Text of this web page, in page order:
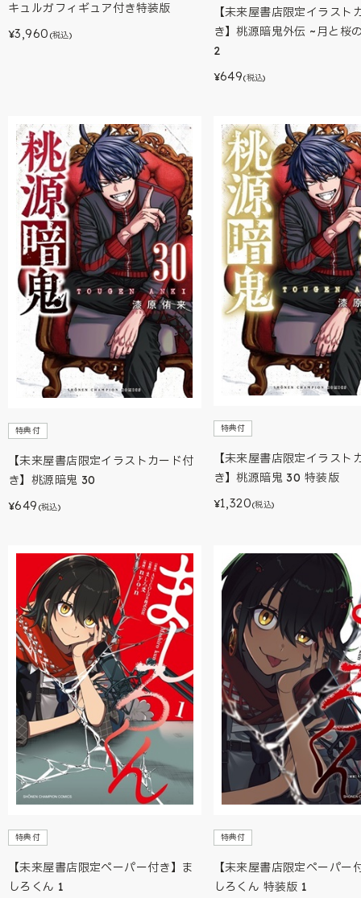
キュルガフィギュア付き特装版
¥3,960 (税込)
【未来屋書店限定イラスト
き】桃源暗鬼外伝 ~月と桜
2
¥649(税込)
特典付
【未来屋書店限定イラストカード付
き】桃源暗鬼 30
¥649 (税込)
特典付
【未来屋書店限定イラスト
き】桃源暗鬼 30 特装版
¥1,320(税込)
特典付
【未来屋書店限定ペーパー付き】ま
しろくん 1
特典付
【未来屋書店限定ペーパー
しろくん 特装版 1